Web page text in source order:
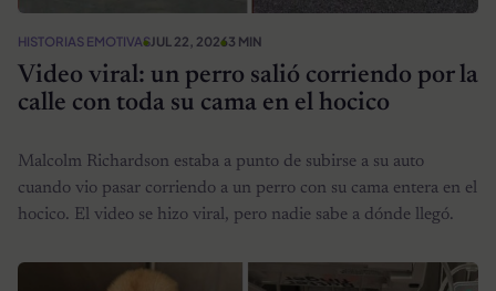
HISTORIAS EMOTIVASJUL 22, 20263 MIN
Video viral: un perro salió corriendo por la
calle con toda su cama en el hocico
Malcolm Richardson estaba a punto de subirse a su auto
cuando vio pasar corriendo a un perro con su cama entera en el
hocico. El video se hizo viral, pero nadie sabe a dónde llegó.